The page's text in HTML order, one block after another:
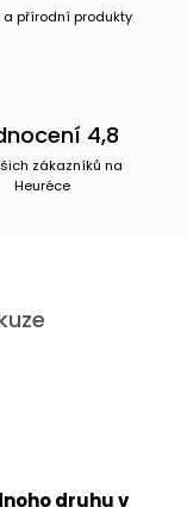
a přírodní produkty
4,8
zákazníků na
Heuréce
druhu v